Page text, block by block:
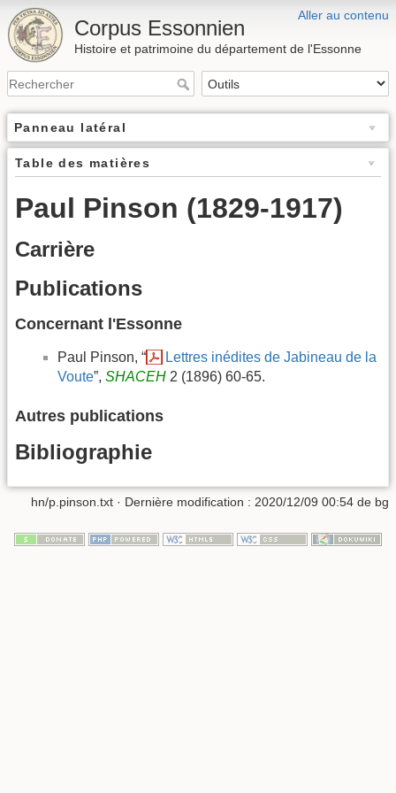
Aller au contenu
Corpus Essonnien
Histoire et patrimoine du département de l'Essonne
Panneau latéral
Table des matières
Paul Pinson (1829-1917)
Carrière
Publications
Concernant l'Essonne
Paul Pinson, “
Lettres inédites de Jabineau de la
Voute”, SHACEH 2 (1896) 60-65.
Autres publications
Bibliographie
hn/p.pinson.txt · Dernière modification : 2020/12/09 00:54 de bg